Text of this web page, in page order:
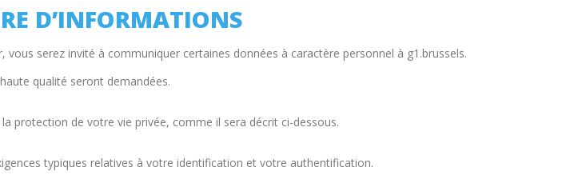
D’INFORMATIONS
serez invité à communiquer certaines données à caractère personnel à g1.brussels.
qualité seront demandées.
protection de votre vie privée, comme il sera décrit ci-dessous.
typiques relatives à votre identification et votre authentification.